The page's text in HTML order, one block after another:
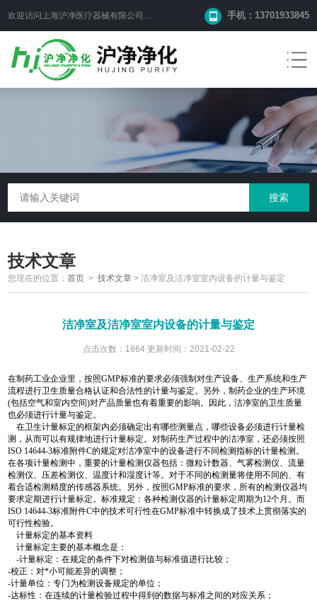
欢迎访问上海沪净医疗器械有限公司网站！ 手机：13701933845
技术文章
您现在的位置：首页 >技术文章 >洁净室及洁净室室内设备的计量与鉴定
洁净室及洁净室室内设备的计量与鉴定
点击次数：1864 更新时间：2021-02-22
在制药工业企业里，按照GMP标准的要求必须强制对生产设备、生产系统和生产
流程进行卫生质量合格认证和合法性的计量与鉴定。另外，制药企业的生产环境
(包括空气和室内空间)对产品质量也有着重要的影响。因此，洁净室的卫生质量
也必须进行计量与鉴定。
在卫生计量标定的框架内必须确定出有哪些测量点，哪些设备必须进行计量检
测，从而可以有规律地进行计量标定。对制药生产过程中的洁净室，还必须按照
ISO 14644-3标准附件C的规定对洁净室中的设备进行不同检测指标的计量检测。
在各项计量检测中，重要的计量检测仪器包括：微粒计数器、气雾检测仪、流量
检测仪、压差检测仪、温度计和湿度计等。对于不同的检测量将使用不同的、有
着合适检测精度的传感器系统。另外，按照GMP标准的要求，所有的检测仪器均
要求定期进行计量标定。标准规定：各种检测仪器的计量标定周期为12个月。而
ISO 14644-3标准附件C中的技术可行性在GMP标准中转换成了技术上贯彻落实的
可行性检验。
计量标定的基本资料
计量标定主要的基本概念是：
-计量标定：在规定的条件下对检测值与标准值进行比较；
-校正：对*小可能差异的调整；
-计量单位：专门为检测设备规定的单位；
-达标性：在连续的计量检验过程中得到的数据与标准之间的对应关系；